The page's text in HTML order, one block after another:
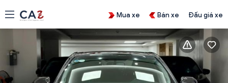
Mua xe Bán xe Đấu giá xe